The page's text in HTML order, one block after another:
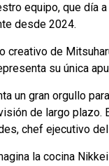
equipo, que día
desde 2024.
creativo de
su única
un gran orgullo
de largo plazo.
chef ejecutivo
la cocina